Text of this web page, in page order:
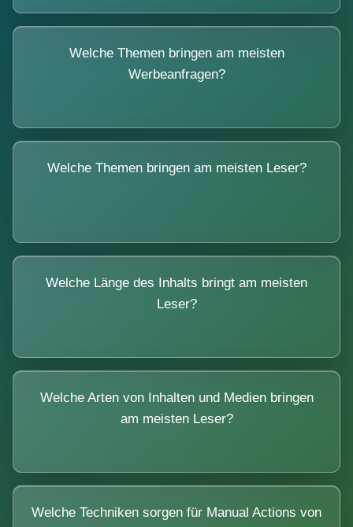
Welche Themen bringen am meisten
Werbeanfragen?
Welche Themen bringen am meisten Leser?
Welche Länge des Inhalts bringt am meisten
Leser?
Welche Arten von Inhalten und Medien bringen
am meisten Leser?
Welche Techniken sorgen für Manual Actions von